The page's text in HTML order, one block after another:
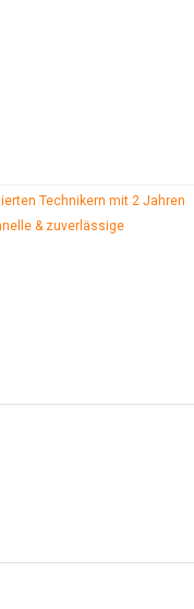
Technikern mit 2 Jahren
& zuverlässige